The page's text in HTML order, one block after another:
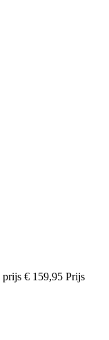
prijs € 159,95 Prijs